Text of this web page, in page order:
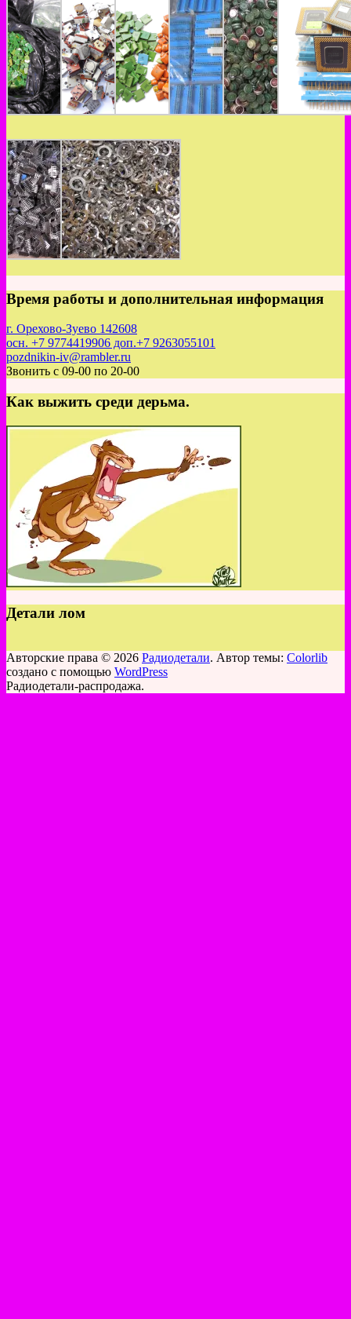
Время работы и дополнительная информация
г. Орехово-Зуево 142608
осн. +7 9774419906 доп.+7 9263055101
pozdnikin-iv@rambler.ru
Звонить с 09-00 по 20-00
Как выжить среди дерьма.
Детали лом
Авторские права © 2026 Радиодетали. Автор темы: Colorlib
создано с помощью WordPress
Радиодетали-распродажа.